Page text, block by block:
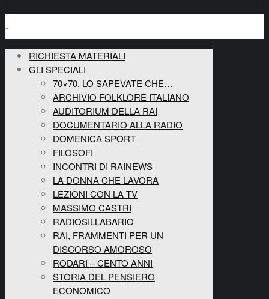
RICHIESTA MATERIALI
GLI SPECIALI
70×70, LO SAPEVATE CHE…
ARCHIVIO FOLKLORE ITALIANO
AUDITORIUM DELLA RAI
DOCUMENTARIO ALLA RADIO
DOMENICA SPORT
FILOSOFI
INCONTRI DI RAINEWS
LA DONNA CHE LAVORA
LEZIONI CON LA TV
MASSIMO CASTRI
RADIOSILLABARIO
RAI, FRAMMENTI PER UN
DISCORSO AMOROSO
RODARI – CENTO ANNI
STORIA DEL PENSIERO
ECONOMICO